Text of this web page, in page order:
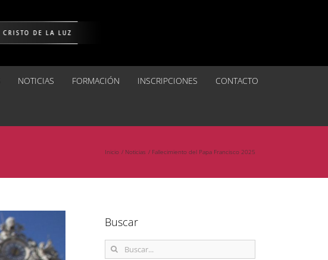
NOTICIAS FORMACIÓN INSCRIPCIONES CONTACTO
Inicio Noticias Fallecimiento del Papa Francisco 2025
Buscar
Buscar: